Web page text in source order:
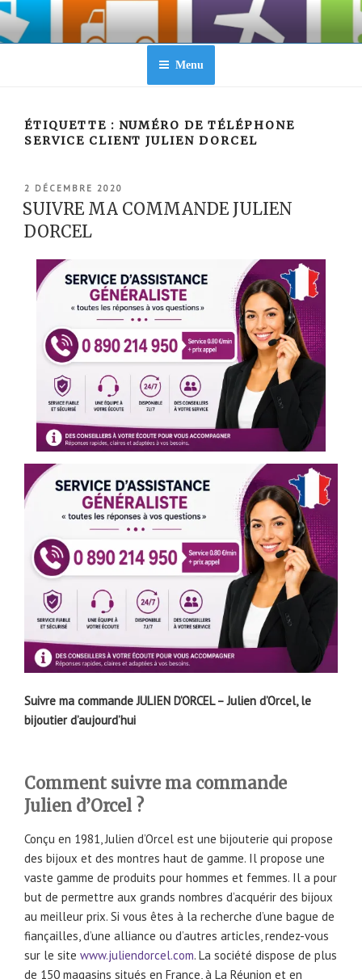
Aller
contenu
Menu
ÉTIQUETTE : NUMÉRO DE TÉLÉPHONE
SERVICE CLIENT JULIEN DORCEL
PUBLIÉ
LE
2 DÉCEMBRE 2020
SUIVRE MA COMMANDE JULIEN
DORCEL
Suivre ma commande JULIEN D’ORCEL – Julien d’Orcel, le
bijoutier d’aujourd’hui
Comment suivre ma commande
Julien d’Orcel ?
Conçu en 1981, Julien d’Orcel est une bijouterie qui propose
des bijoux et des montres haut de gamme. Il propose une
vaste gamme de produits pour hommes et femmes. Il a pour
but de permettre aux grands nombres d’acquérir des bijoux
au meilleur prix. Si vous êtes à la recherche d’une bague de
fiançailles, d’une alliance ou d’autres articles, rendez-vous
sur le site www.juliendorcel.com. La société dispose de plus
de 150 magasins situés en France, à La Réunion et en